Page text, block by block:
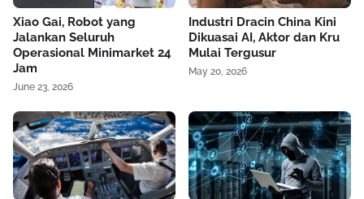
Xiao Gai, Robot yang
Jalankan Seluruh
Operasional Minimarket 24
Jam
June 23, 2026
Industri Dracin China Kini
Dikuasai AI, Aktor dan Kru
Mulai Tergusur
May 20, 2026